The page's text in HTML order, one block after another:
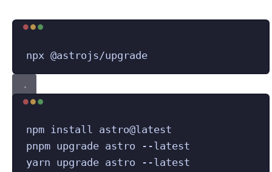
npx @astrojs/upgrade
npm install astro@latest
pnpm upgrade astro
--latest
yarn upgrade astro --latest